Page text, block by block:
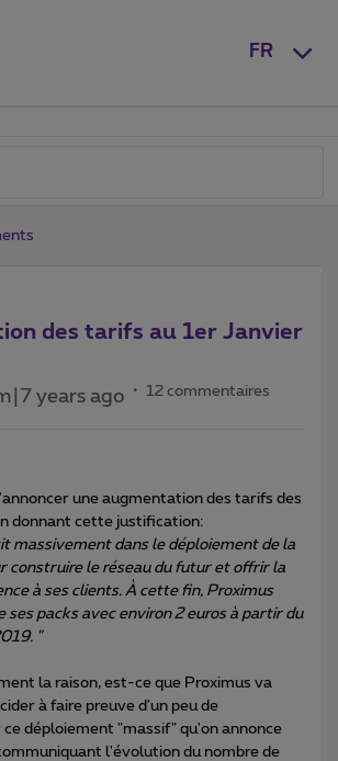
FR
des tarifs au 1er Janvier
years ago 12 commentaires
une augmentation des tarifs des
donnant cette justification:
massivement dans le déploiement de la
construire le réseau du futur et offrir la
à ses clients. À cette fin, Proximus
ses packs avec environ 2 euros à partir du
"
la raison, est-ce que Proximus va
à faire preuve d'un peu de
déploiement "massif" qu'on annonce
l'évolution du nombre de